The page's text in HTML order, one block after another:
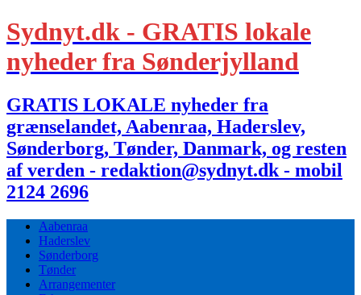
Sydnyt.dk - GRATIS lokale
nyheder fra Sønderjylland
GRATIS LOKALE nyheder fra
grænselandet, Aabenraa, Haderslev,
Sønderborg, Tønder, Danmark, og resten
af verden - redaktion@sydnyt.dk - mobil
2124 2696
Aabenraa
Haderslev
Sønderborg
Tønder
Arrangementer